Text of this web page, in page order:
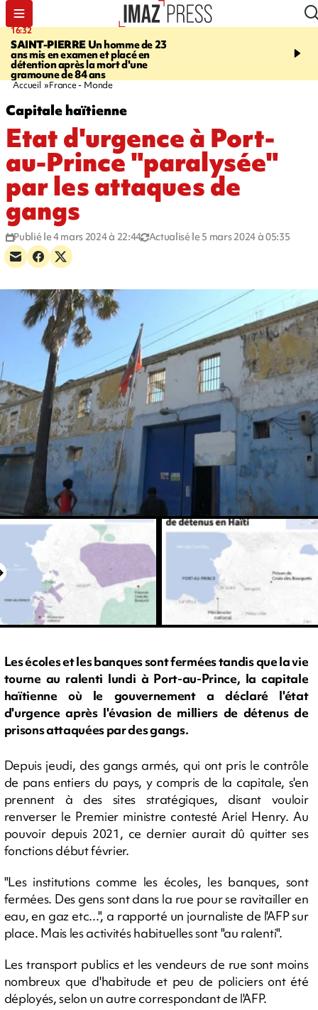
16:32
SAINT-PIERREUn homme de 23
ans mis en examen et placé en
détention après la mort d'une
gramoune de 84 ans
21:08
et Turquie scellent un
Accueil France - Monde
Capitale haïtienne
Etat d'urgence à Port-
au-Prince "paralysée"
par les attaques de
gangs
Publié le 4 mars 2024 à 22:44 Actualisé le 5 mars 2024 à 05:35
Les écoles et les banques sont fermées tandis que la vie
tourne au ralenti lundi à Port-au-Prince, la capitale
haïtienne où le gouvernement a déclaré l'état
d'urgence après l'évasion de milliers de détenus de
prisons attaquées par des gangs.
Depuis jeudi, des gangs armés, qui ont pris le contrôle
de pans entiers du pays, y compris de la capitale, s'en
prennent à des sites stratégiques, disant vouloir
renverser le Premier ministre contesté Ariel Henry. Au
pouvoir depuis 2021, ce dernier aurait dû quitter ses
fonctions début février.
"Les institutions comme les écoles, les banques, sont
fermées. Des gens sont dans la rue pour se ravitailler en
eau, en gaz etc...", a rapporté un journaliste de l'AFP sur
place. Mais les activités habituelles sont "au ralenti".
Les transport publics et les vendeurs de rue sont moins
nombreux que d'habitude et peu de policiers ont été
déployés, selon un autre correspondant de l'AFP.